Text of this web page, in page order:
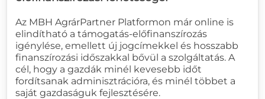
Az MBH AgrárPartner Platformon már online is
elindítható a támogatás-előfinanszírozás
igénylése, emellett új jogcímekkel és hosszabb
finanszírozási időszakkal bővül a szolgáltatás. A
cél, hogy a gazdák minél kevesebb időt
fordítsanak adminisztrációra, és minél többet a
saját gazdaságuk fejlesztésére.